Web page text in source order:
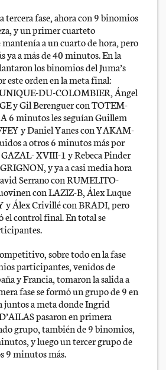
tercera fase, ahora con 9 binomios
y un primer cuarteto
a un cuarto de hora, pero
ya a más de 40 minutos. En la
los binomios del Juma’s
este orden en la meta final:
DU-COLOMBIER, Ángel
y Gil Berenguer con TOTEM-
6 minutos les seguían Guillem
y Daniel Yanes con YAKAM-
a otros 6 minutos más por
XVIII-1 y Rebeca Pinder
y ya a casi media hora
Serrano con RUMELITO-
con LAZIZ-B, Álex Luque
y Álex Crivillé con BRADI, pero
el control final. En total se
sobre todo en la fase
participantes, venidos de
y Francia, tomaron la salida a
fase se formó un grupo de 9 en
juntos a meta donde Ingrid
pasaron en primera
grupo, también de 9 binomios,
y luego un tercer grupo de
9 minutos más.